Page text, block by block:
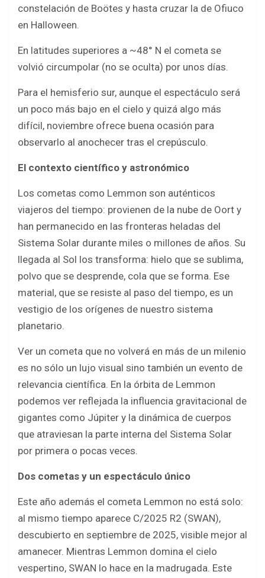
constelación de Boötes y hasta cruzar la de Ofiuco
en Halloween.
En latitudes superiores a ~48° N el cometa se
volvió circumpolar (no se oculta) por unos días.
Para el hemisferio sur, aunque el espectáculo será
un poco más bajo en el cielo y quizá algo más
difícil, noviembre ofrece buena ocasión para
observarlo al anochecer tras el crepúsculo.
El contexto científico y astronómico
Los cometas como Lemmon son auténticos
viajeros del tiempo: provienen de la nube de Oort y
han permanecido en las fronteras heladas del
Sistema Solar durante miles o millones de años. Su
llegada al Sol los transforma: hielo que se sublima,
polvo que se desprende, cola que se forma. Ese
material, que se resiste al paso del tiempo, es un
vestigio de los orígenes de nuestro sistema
planetario.
Ver un cometa que no volverá en más de un milenio
es no sólo un lujo visual sino también un evento de
relevancia científica. En la órbita de Lemmon
podemos ver reflejada la influencia gravitacional de
gigantes como Júpiter y la dinámica de cuerpos
que atraviesan la parte interna del Sistema Solar
por primera o pocas veces.
Dos cometas y un espectáculo único
Este año además el cometa Lemmon no está solo:
al mismo tiempo aparece C/2025 R2 (SWAN),
descubierto en septiembre de 2025, visible mejor al
amanecer. Mientras Lemmon domina el cielo
vespertino, SWAN lo hace en la madrugada. Este